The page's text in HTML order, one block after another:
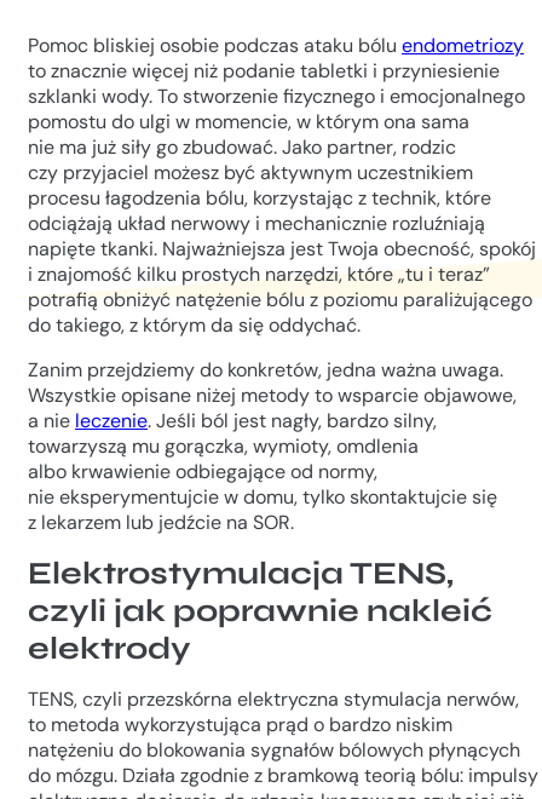
Pomoc bliskiej osobie podczas ataku bólu endometriozy
to znacznie więcej niż podanie tabletki i przyniesienie
szklanki wody. To stworzenie fizycznego i emocjonalnego
pomostu do ulgi w momencie, w którym ona sama
nie ma już siły go zbudować. Jako partner, rodzic
czy przyjaciel możesz być aktywnym uczestnikiem
procesu łagodzenia bólu, korzystając z technik, które
odciążają układ nerwowy i mechanicznie rozluźniają
napięte tkanki. Najważniejsza jest Twoja obecność, spokój
i znajomość kilku prostych narzędzi, które „tu i teraz”
potrafią obniżyć natężenie bólu z poziomu paraliżującego
do takiego, z którym da się oddychać.
Zanim przejdziemy do konkretów, jedna ważna uwaga.
Wszystkie opisane niżej metody to wsparcie objawowe,
a nie leczenie. Jeśli ból jest nagły, bardzo silny,
towarzyszą mu gorączka, wymioty, omdlenia
albo krwawienie odbiegające od normy,
nie eksperymentujcie w domu, tylko skontaktujcie się
z lekarzem lub jedźcie na SOR.
Elektrostymulacja TENS,
czyli jak poprawnie nakleić
elektrody
TENS, czyli przezskórna elektryczna stymulacja nerwów,
to metoda wykorzystująca prąd o bardzo niskim
natężeniu do blokowania sygnałów bólowych płynących
do mózgu. Działa zgodnie z bramkową teorią bólu: impulsy